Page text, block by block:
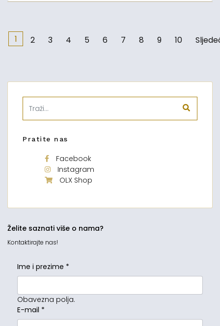
1 2 3 4 5 6 7 8 9 10
Pratite nas
Facebook
Instagram
OLX Shop
Želite saznati više o nama?
Kontaktirajte nas!
Ime i prezime *
Obavezna polja.
E-mail *